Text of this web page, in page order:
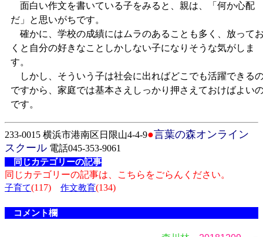
面白い作文を書いている子をみると、親は、「何か心配
だ」と思いがちです。
確かに、学校の成績にはムラのあることも多く、放って
くと自分の好きなことしかしない子になりそうな気がしま
す。
しかし、そういう子は社会に出ればどこでも活躍できる
ですから、家庭では基本さえしっかり押さえておけばよい
です。
233-0015 横浜市港南区日限山4-4-9●言葉の森オンライン
スクール 電話045-353-9061
同じカテゴリーの記事
同じカテゴリーの記事は、こちらをごらんください。
子育て(117) 作文教育(134)
コメント欄